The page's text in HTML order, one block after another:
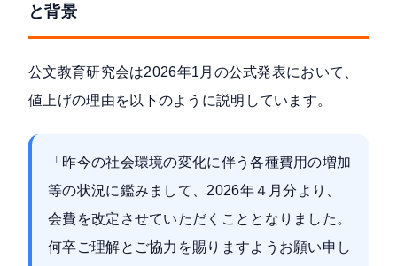
と背景
公文教育研究会は2026年1月の公式発表において、
値上げの理由を以下のように説明しています。
「昨今の社会環境の変化に伴う各種費用の増加
等の状況に鑑みまして、2026年４月分より、
会費を改定させていただくこととなりました。
何卒ご理解とご協力を賜りますようお願い申し